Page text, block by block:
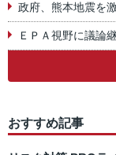
政府、熊本地震を
ＥＰＡ視野に議論
おすすめ記事